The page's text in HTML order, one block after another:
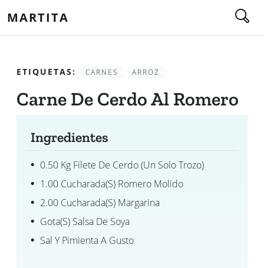
MARTITA
ETIQUETAS: CARNES ARROZ
Carne De Cerdo Al Romero
Ingredientes
0.50 Kg Filete De Cerdo (un Solo Trozo)
1.00 Cucharada(s) Romero Molido
2.00 Cucharada(s) Margarina
Gota(s) Salsa De Soya
Sal Y Pimienta A Gusto